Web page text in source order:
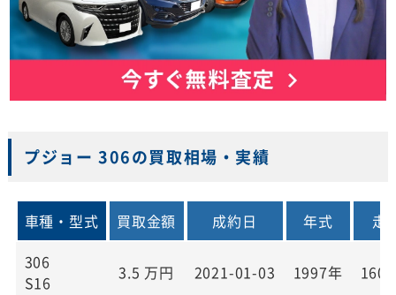
プジョー 306の買取相場・実績
車種・型式 買取金額 成約日 年式
走
306
S16
3.5 万円 2021-01-03 1997年